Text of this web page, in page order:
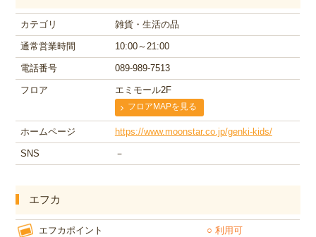
カテゴリ 雑貨・生活の品
通常営業時間 10:00～21:00
電話番号 089-989-7513
フロア エミモール2F
フロアMAPを見る
ホームページ https://www.moonstar.co.jp/genki-kids/
SNS －
エフカ
エフカポイント ○ 利用可